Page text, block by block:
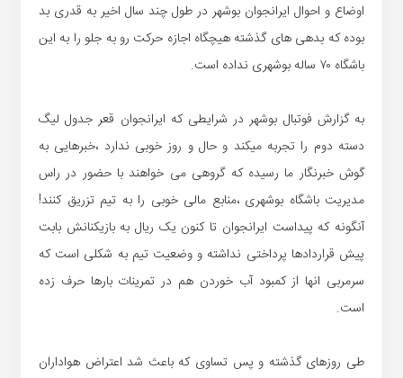
اوضاع و احوال ایرانجوان بوشهر در طول چند سال اخیر به قدری بد
بوده که بدهی های گذشته هیچگاه اجازه حرکت رو به جلو را به این
باشگاه ۷۰ ساله بوشهری نداده است.
به گزارش فوتبال بوشهر در شرایطی که ایرانجوان قعر جدول لیگ
دسته دوم را تجربه میکند و حال و روز خوبی ندارد ،خبرهایی به
گوش خبرنگار ما رسیده که گروهی می خواهند با حضور در راس
مدیریت باشگاه بوشهری ،منابع مالی خوبی را به تیم تزریق کنند!
آنگونه که پیداست ایرانجوان تا کنون یک ریال به بازیکنانش بابت
پیش قراردادها پرداختی نداشته و وضعیت تیم به شکلی است که
سرمربی انها از کمبود آب خوردن هم در تمرینات بارها حرف زده
است.
طی روزهای گذشته و پس تساوی که باعث شد اعتراض هواداران